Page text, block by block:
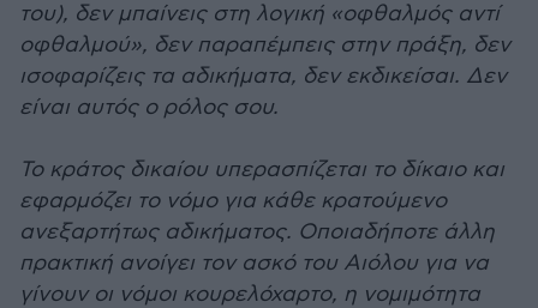
του), δεν μπαίνεις στη λογική «οφθαλμός αντί
οφθαλμού», δεν παραπέμπεις στην πράξη, δεν
ισοφαρίζεις τα αδικήματα, δεν εκδικείσαι. Δεν
είναι αυτός ο ρόλος σου.
Το κράτος δικαίου υπερασπίζεται το δίκαιο και
εφαρμόζει το νόμο για κάθε κρατούμενο
ανεξαρτήτως αδικήματος. Οποιαδήποτε άλλη
πρακτική ανοίγει τον ασκό του Αιόλου για να
γίνουν οι νόμοι κουρελόχαρτο, η νομιμότητα